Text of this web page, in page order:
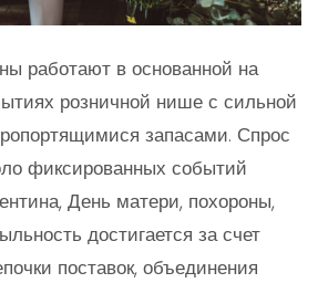
работают в основанной на
розничной нише с сильной
запасами. Спрос
фиксированных событий
День матери, похороны,
достигается за счет
поставок, объединения